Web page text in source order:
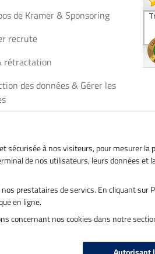
de Kramer & Sponsoring
recrute
rétractation
des données & Gérer les
sécurisé
sécurisée à nos visiteurs, pour mesurer
de nos utilisateurs, leurs données
prestataires de servics. En cliquant sur
en ligne.
concernant nos cookies dans notre